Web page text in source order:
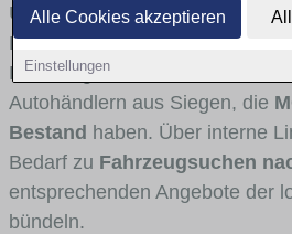
Alle Cookies akzeptieren
Einstellungen
Umlandverkehr zu sehen sind
Fahrertypen die Marke
Fahrzeuge stammen von
Autohändlern aus Siegen, die
Bestand haben. Über interne
Bedarf zu Fahrzeugsuchen
entsprechenden Angebote der
bündeln.